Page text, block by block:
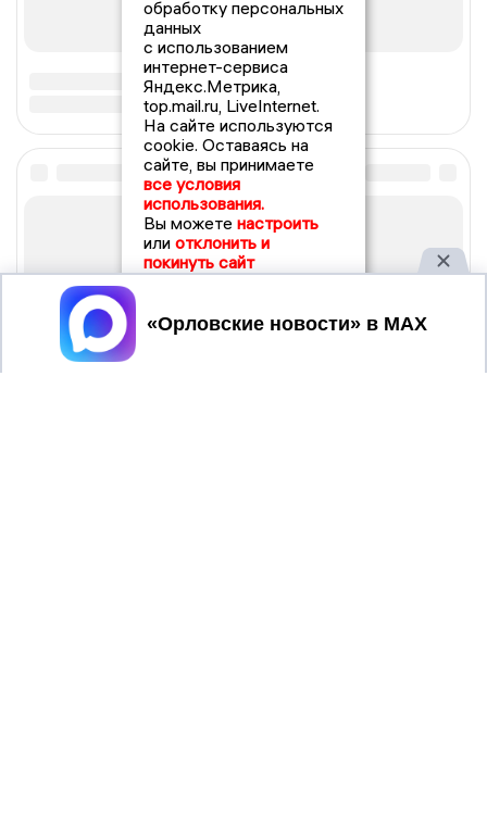
обработку персональных
данных
с использованием
интернет-сервиса
Яндекс.Метрика,
top.mail.ru, LiveInternet.
На сайте используются
cookie. Оставаясь на
сайте, вы принимаете
все условия
использования.
Вы можете настроить
или отклонить и
покинуть сайт
Принять